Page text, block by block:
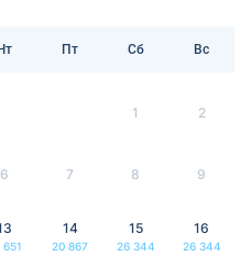
Пт Сб Вс
1 2
6 7 8 9
651
14
20 867
15
26 344
16
26 344